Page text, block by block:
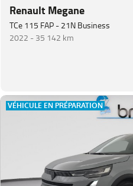
Renault Megane
TCe 115 FAP - 21N Business
2022 -35 142 km
VÉHICULE EN PRÉPARATION